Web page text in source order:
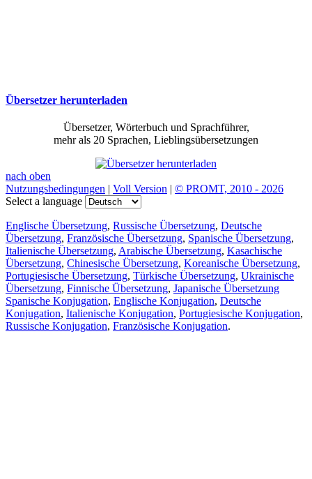
Übersetzer herunterladen
Übersetzer, Wörterbuch und Sprachführer,
mehr als 20 Sprachen, Lieblingsübersetzungen
nach oben
Nutzungsbedingungen | Voll Version | © PROMT, 2010 - 2026
Select a language
Englische Übersetzung, Russische Übersetzung, Deutsche
Übersetzung, Französische Übersetzung, Spanische Übersetzung,
Italienische Übersetzung, Arabische Übersetzung, Kasachische
Übersetzung, Chinesische Übersetzung, Koreanische Übersetzung,
Portugiesische Übersetzung, Türkische Übersetzung, Ukrainische
Übersetzung, Finnische Übersetzung, Japanische Übersetzung
Spanische Konjugation, Englische Konjugation, Deutsche
Konjugation, Italienische Konjugation, Portugiesische Konjugation,
Russische Konjugation, Französische Konjugation.